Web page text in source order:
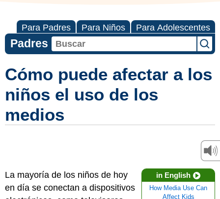
Para Padres Para Niños Para Adolescentes
Padres
Cómo puede afectar a los
niños el uso de los
medios
in English
How Media Use Can
Affect Kids
La mayoría de los niños de hoy
en día se conectan a dispositivos